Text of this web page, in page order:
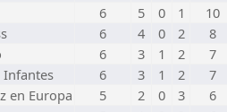
6 5 0 1
10
6 4 0 2
8
6 3 1 2
7
Infantes 6 3 1 2
7
en Europa 5 2 0 3
6